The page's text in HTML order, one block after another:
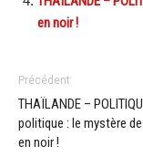
en noir !
Précédent
THAÏLANDE –
politique : le mystère
en noir !